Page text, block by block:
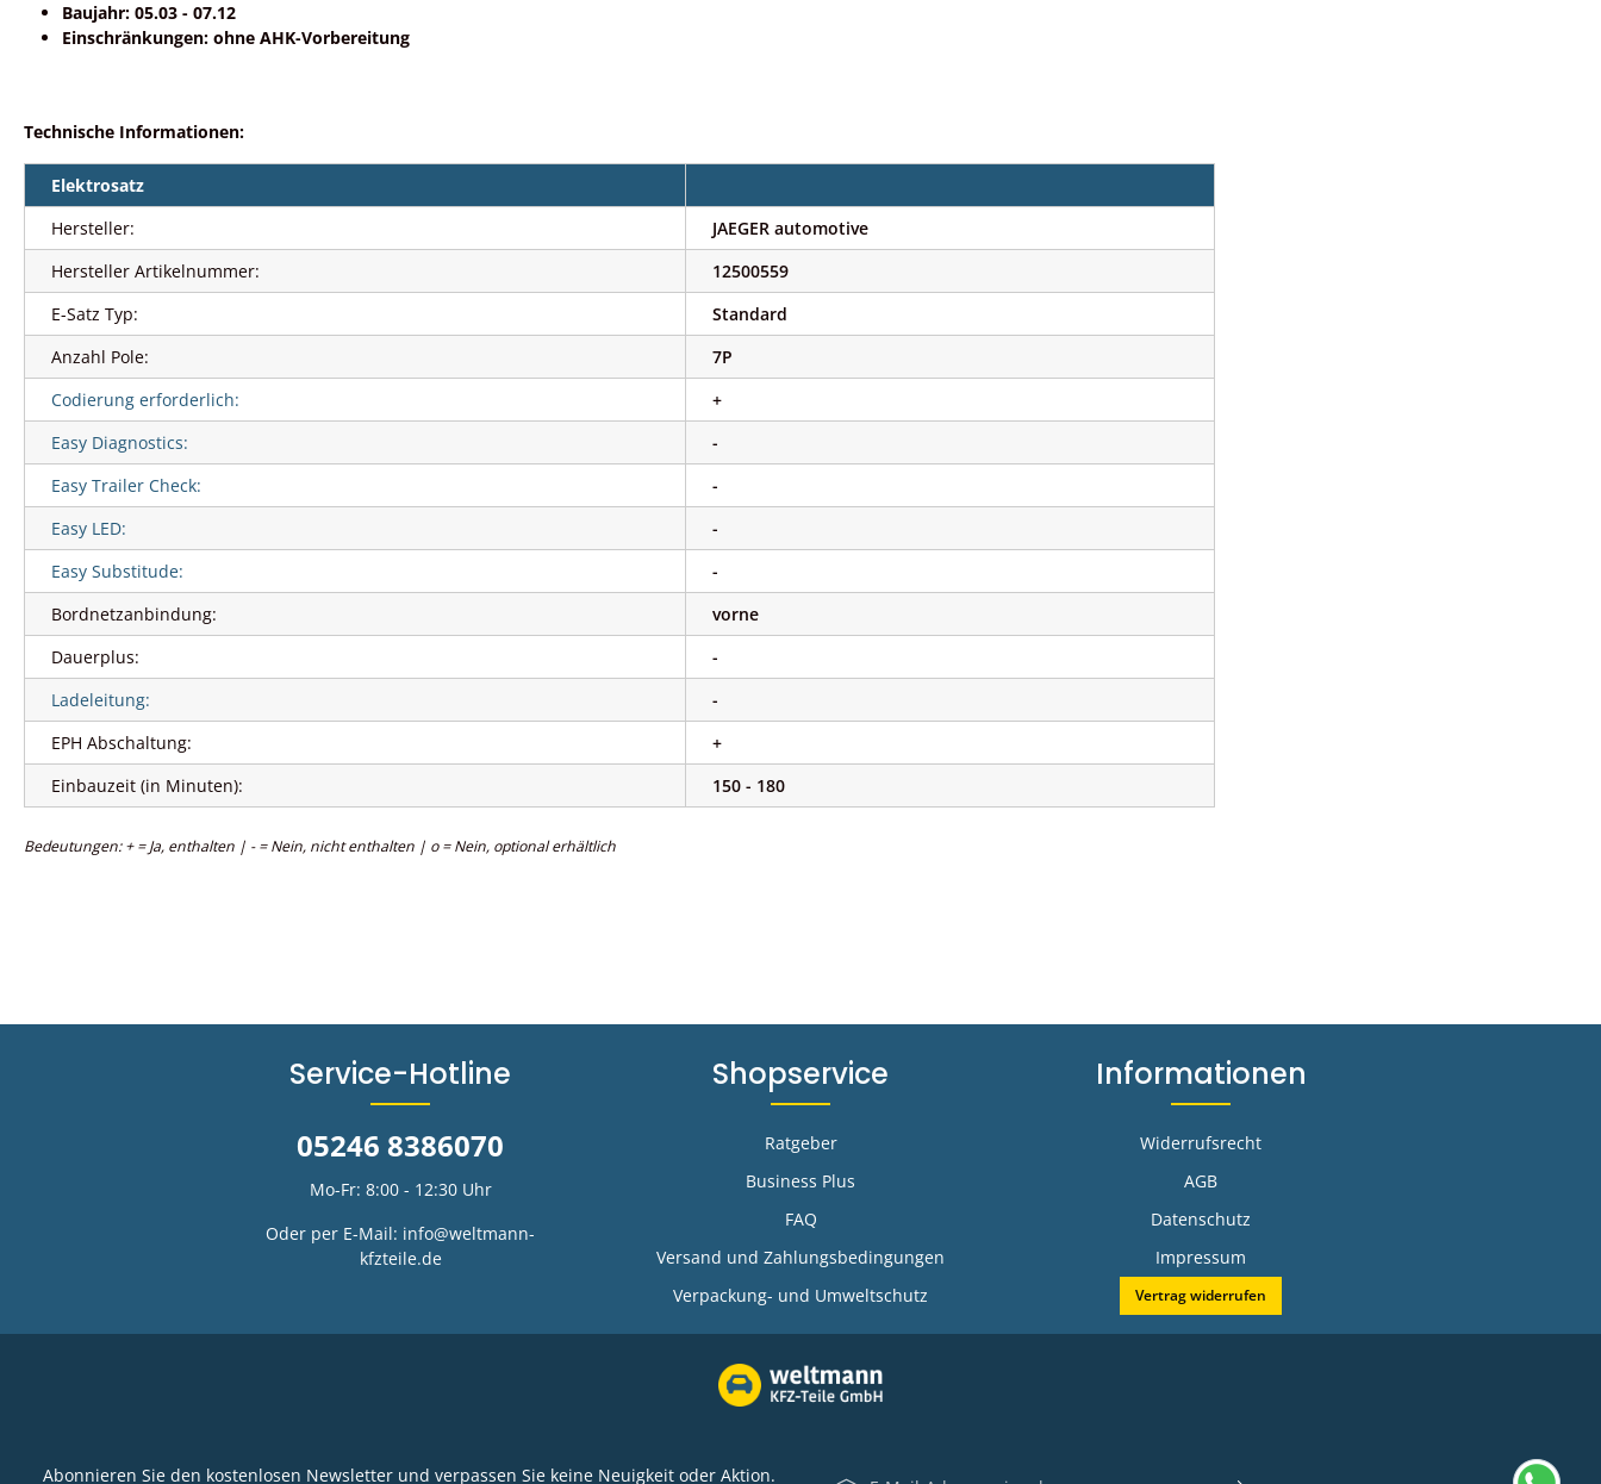
Baujahr: 05.03 - 07.12
Einschränkungen: ohne AHK-Vorbereitung
Technische Informationen:
Elektrosatz
Hersteller:
JAEGER automotive
Hersteller Artikelnummer:
12500559
E-Satz Typ:
Standard
Anzahl Pole:
7P
Codierung erforderlich:
+
Easy Diagnostics:
-
Easy Trailer Check:
-
Easy LED:
-
Easy Substitude:
-
Bordnetzanbindung:
vorne
Dauerplus:
-
Ladeleitung:
-
EPH Abschaltung:
+
Einbauzeit (in Minuten):
150 - 180
Bedeutungen: + = Ja, enthalten | - = Nein, nicht enthalten | o = Nein, optional erhältlich
Service-Hotline
05246 8386070
Mo-Fr: 8:00 - 12:30 Uhr
Oder per E-Mail: info@weltmann-
kfzteile.de
Shopservice
Ratgeber
Business Plus
FAQ
Versand und Zahlungsbedingungen
Verpackung- und Umweltschutz
Informationen
Widerrufsrecht
AGB
Datenschutz
Impressum
Vertrag widerrufen
Abonnieren Sie den kostenlosen Newsletter und verpassen Sie keine Neuigkeit oder Aktion. E-Mail-Adresse*